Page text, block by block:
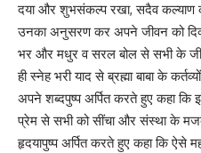
दया और शुभसंकल्प रखा, सदैव कल्याण
उनका अनुसरण कर अपने जीवन को
भर और मधुर व सरल बोल से सभी के
ही स्नेह भरी याद से ब्रह्मा बाबा के
अपने शब्दपुष्प अर्पित करते हुए कहा कि
प्रेम से सभी को सींचा और संस्था के
हृदयापुष्प अर्पित करते हुए कहा कि